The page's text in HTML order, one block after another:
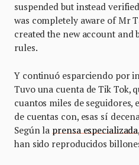
suspended but instead
was completely aware of Mr
created the new account and
rules.
Y continuó esparciendo por
Tuvo una cuenta de Tik Tok,
cuantos miles de seguidores,
de cuentas con, esas sí
Según laprensa especializada
han sido reproducidos